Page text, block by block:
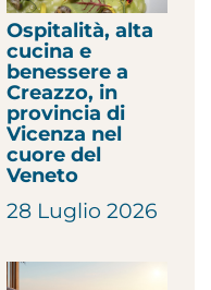
Ospitalità, alta
cucina e
benessere a
Creazzo, in
provincia di
Vicenza nel
cuore del
Veneto
28 Luglio 2026